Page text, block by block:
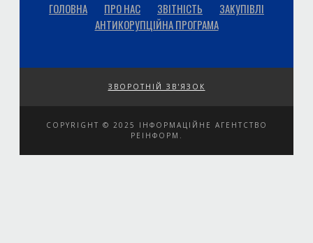
ГОЛОВНА ПРО НАС ЗВІТНІСТЬ
ЗАКУПІВЛІ
АНТИКОРУПЦІЙНА ПРОГРАМА
ЗВОРОТНІЙ ЗВ'ЯЗОК
COPYRIGHT © 2025 ІНФОРМАЦІЙНЕ АГЕНТСТВО
РЕІНФОРМ.